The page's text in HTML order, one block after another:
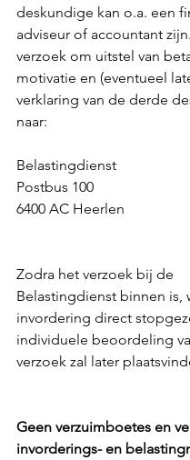
deskundige kan o.a. een
adviseur of accountant
verzoek om uitstel van
motivatie en (eventueel
verklaring van de derde
naar:
Belastingdienst
Postbus 100
6400 AC Heerlen
Zodra het verzoek bij de
Belastingdienst binnen is,
invordering direct
individuele beoordeling
verzoek zal later
Geen verzuimboetes en
invorderings- en